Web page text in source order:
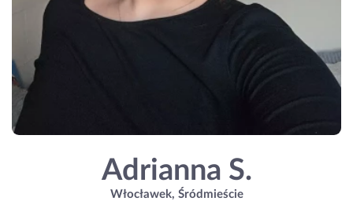
Adrianna S.
Włocławek, Śródmieście